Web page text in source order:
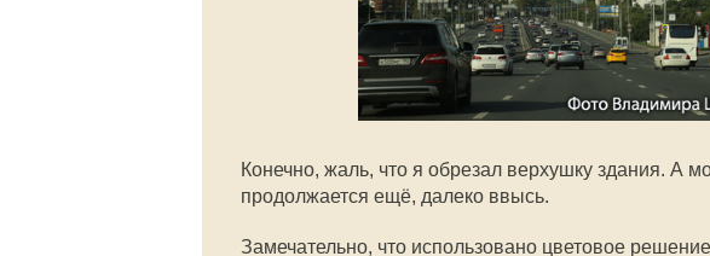
Конечно, жаль, что я обрезал верхушку здания. А
продолжается ещё, далеко ввысь.
Замечательно, что использовано цветовое